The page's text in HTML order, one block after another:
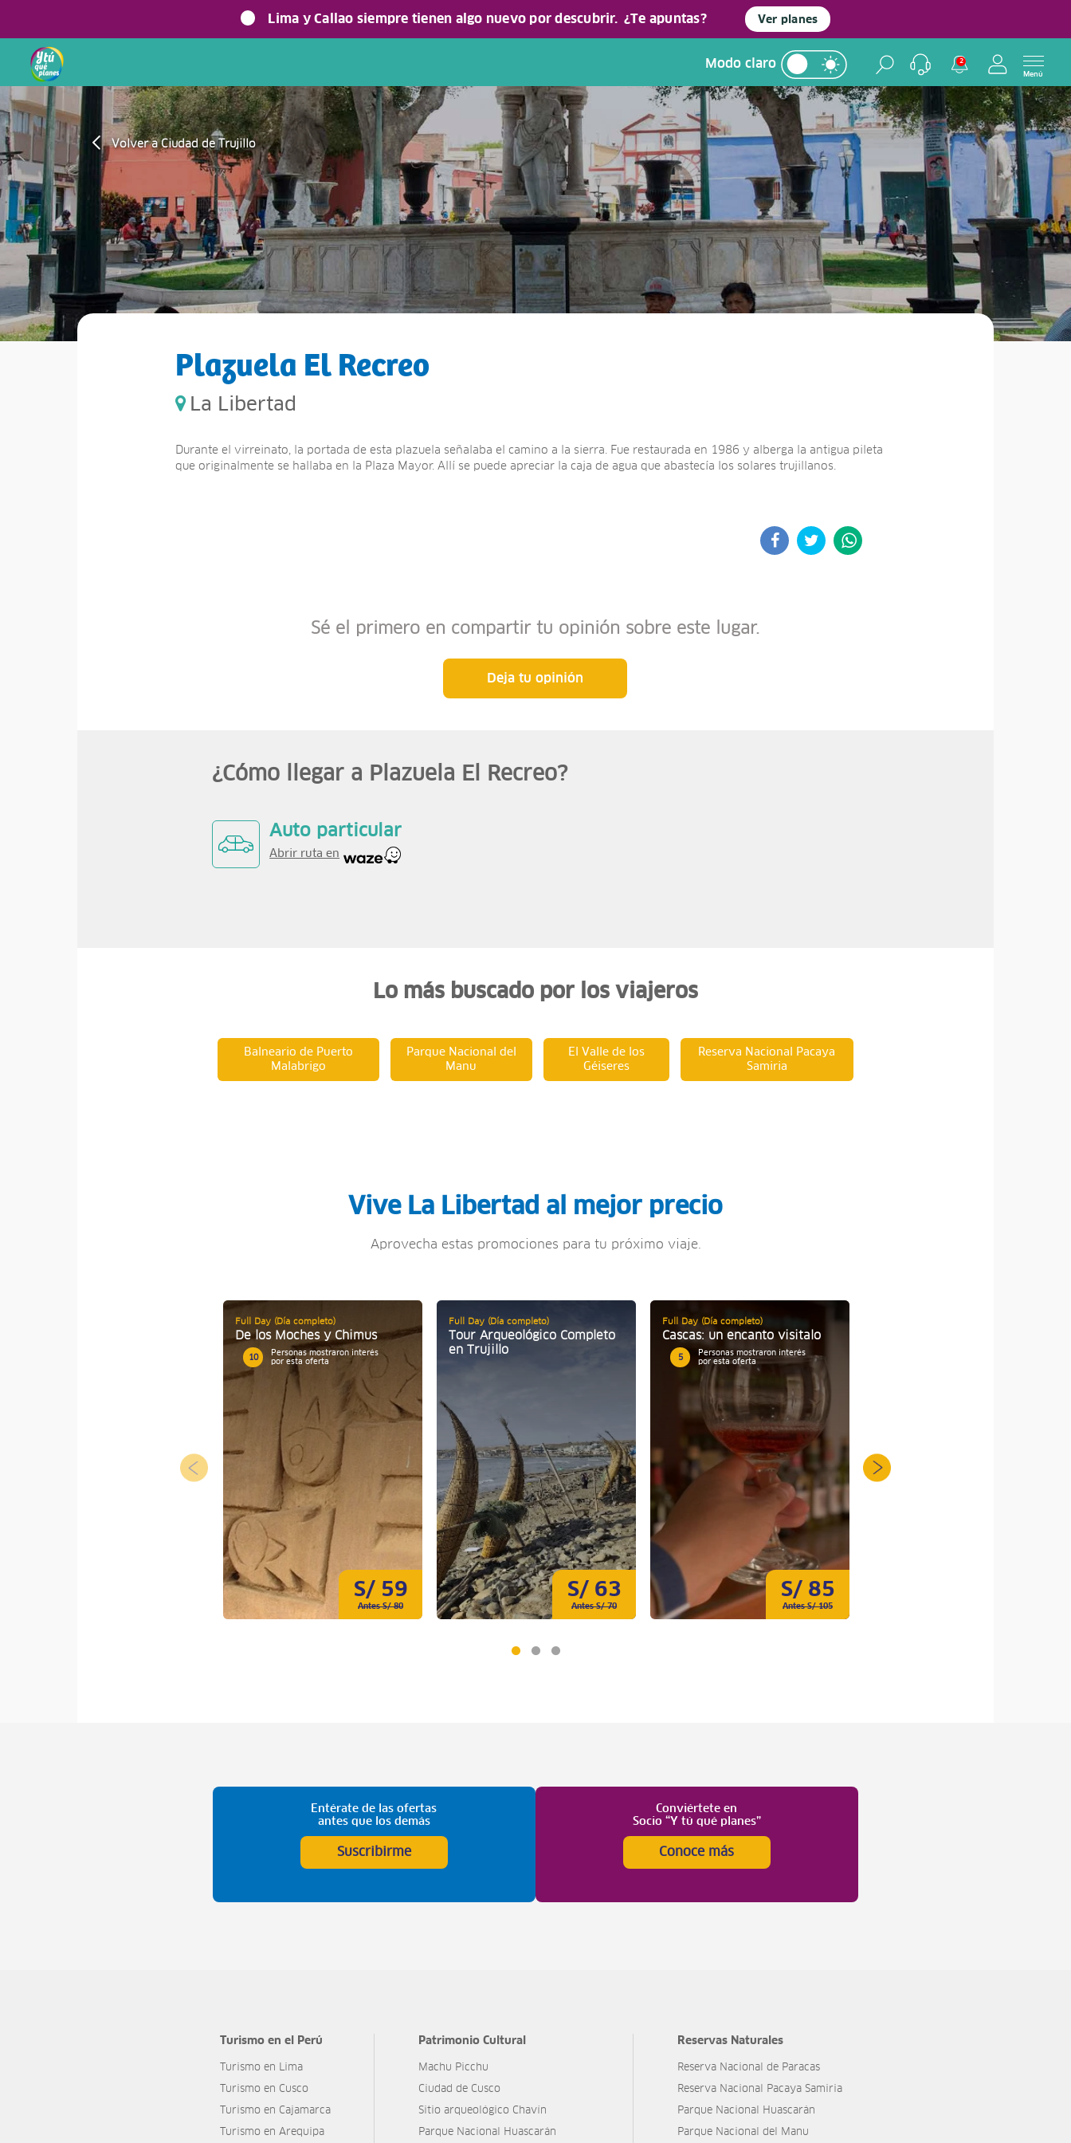
Lima y Callao siempre tienen algo nuevo por descubrir. ¿Te apuntas? Ver planes
Modo claro 2
Menú
Volver a Ciudad de Trujillo
Plazuela El Recreo
La Libertad
Durante el virreinato, la portada de esta plazuela señalaba el camino a la sierra. Fue restaurada en 1986 y alberga la antigua pileta
que originalmente se hallaba en la Plaza Mayor. Allí se puede apreciar la caja de agua que abastecía los solares trujillanos.
Sé el primero en compartir tu opinión sobre este lugar.
Deja tu opinión
¿Cómo llegar a Plazuela El Recreo?
Auto particular
Abrir ruta en
Lo más buscado por los viajeros
Balneario de Puerto
Malabrigo
Parque Nacional del
Manu
El Valle de los
Géiseres
Reserva Nacional Pacaya
Samiria
Vive La Libertad al mejor precio
Aprovecha estas promociones para tu próximo viaje.
S/ 59
Antes S/ 80
Full Day (Día completo)
De los Moches y Chimus
10
Personas mostraron interés
por esta oferta
S/ 63
Antes S/ 70
Full Day (Día completo)
Tour Arqueológico Completo
en Trujillo
S/ 85
Antes S/ 105
Full Day (Día completo)
Cascas: un encanto visitalo
5
Personas mostraron interés
por esta oferta
Entérate de las ofertas
antes que los demás
Suscribirme
Conviértete en
Socio “Y tú qué planes”
Conoce más
Turismo en el Perú
Turismo en Lima
Turismo en Cusco
Turismo en Cajamarca
Turismo en Arequipa
Patrimonio Cultural
Machu Picchu
Ciudad de Cusco
Sitio arqueológico Chavín
Parque Nacional Huascarán
Reservas Naturales
Reserva Nacional de Paracas
Reserva Nacional Pacaya Samiria
Parque Nacional Huascarán
Parque Nacional del Manu